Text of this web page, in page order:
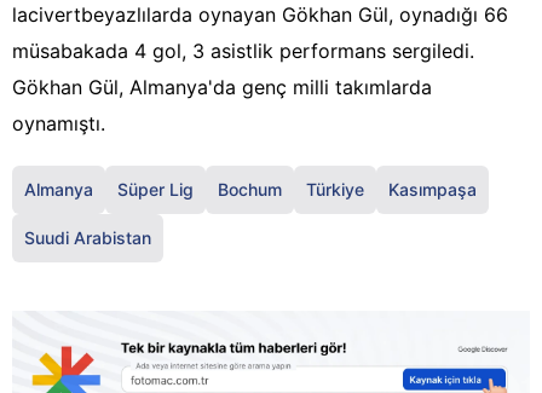
lacivertbeyazlılarda oynayan Gökhan Gül, oynadığı 66
müsabakada 4 gol, 3 asistlik performans sergiledi.
Gökhan Gül, Almanya'da genç milli takımlarda
oynamıştı.
Almanya Süper Lig Bochum Türkiye Kasımpaşa
Suudi Arabistan